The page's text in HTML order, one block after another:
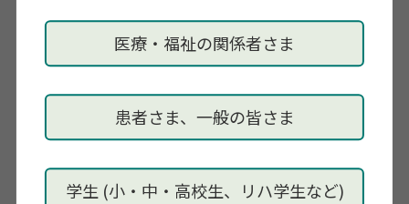
医療・福祉の関係者さま
患者さま、一般の皆さま
学生 (小・中・高校生、リハ学生など)
参加対象
島根県内に勤務する、介護従事者、介護支援専門員、
在宅療養支援診療所・訪問看護・訪問介護・訪問リハ
などの在宅医療介護に関わる職種の方、在宅医療介護
連携に携わる自治体職員など